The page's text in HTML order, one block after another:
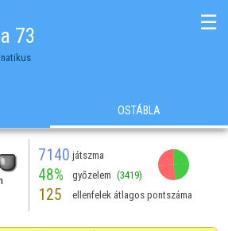
73
☰
OSTÁBLA
7140 játszma
48% győzelem (3419)
125 ellenfelek átlagos pontszáma